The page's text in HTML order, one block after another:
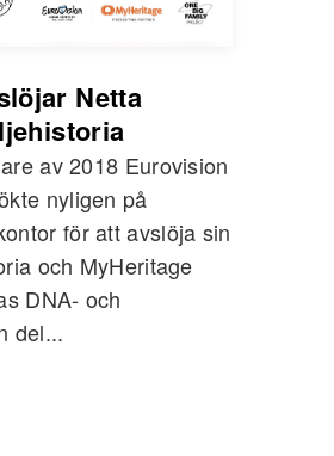
Netta
av 2018 Eurovision
nyligen på
för att avslöja sin
och MyHeritage
DNA- och
del...